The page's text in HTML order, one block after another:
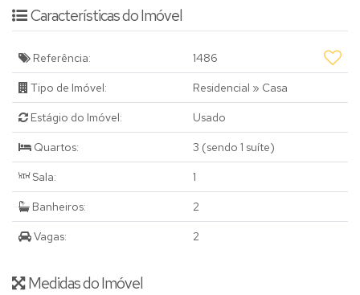
Características do Imóvel
Referência: 1486
Tipo de Imóvel: Residencial » Casa
Estágio do Imóvel: Usado
Quartos: 3 (sendo 1 suíte)
Sala: 1
Banheiros: 2
Vagas: 2
Medidas do Imóvel